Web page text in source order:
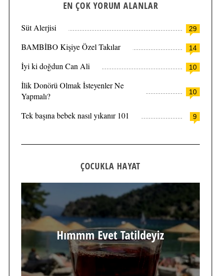
EN ÇOK YORUM ALANLAR
29
Süt Alerjisi
14
BAMBİBO Kişiye Özel Takılar
10
İyi ki doğdun Can Ali
10
İlik Donörü Olmak İsteyenler Ne
Yapmalı?
9
Tek başına bebek nasıl yıkanır 101
ÇOCUKLA HAYAT
Hımmm Evet Tatildeyiz